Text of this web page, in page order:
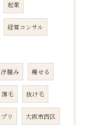
起業
経営コンサル
浮腫み 痩せる
薄毛 抜け毛
リ 大阪市西区